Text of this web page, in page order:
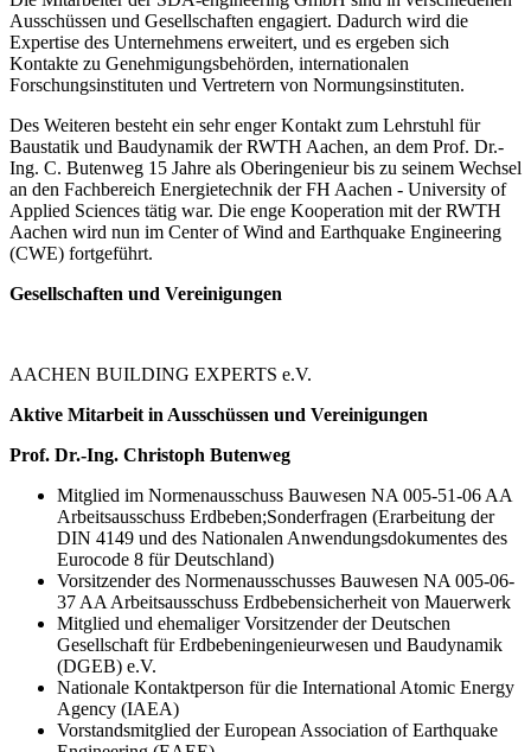
Ausschüssen und Gesellschaften engagiert. Dadurch wird die
Expertise des Unternehmens erweitert, und es ergeben sich
Kontakte zu Genehmigungsbehörden, internationalen
Forschungsinstituten und Vertretern von Normungsinstituten.
Des Weiteren besteht ein sehr enger Kontakt zum Lehrstuhl für
Baustatik und Baudynamik der RWTH Aachen, an dem Prof. Dr.-
Ing. C. Butenweg 15 Jahre als Oberingenieur bis zu seinem Wechsel
an den Fachbereich Energietechnik der FH Aachen - University of
Applied Sciences tätig war. Die enge Kooperation mit der RWTH
Aachen wird nun im Center of Wind and Earthquake Engineering
(CWE) fortgeführt.
Gesellschaften und Vereinigungen
AACHEN BUILDING EXPERTS e.V.
Aktive Mitarbeit in Ausschüssen und Vereinigungen
Prof. Dr.-Ing. Christoph Butenweg
Mitglied im Normenausschuss Bauwesen NA 005-51-06 AA
Arbeitsausschuss Erdbeben;Sonderfragen (Erarbeitung der
DIN 4149 und des Nationalen Anwendungsdokumentes des
Eurocode 8 für Deutschland)
Vorsitzender des Normenausschusses Bauwesen NA 005-06-
37 AA Arbeitsausschuss Erdbebensicherheit von Mauerwerk
Mitglied und ehemaliger Vorsitzender der Deutschen
Gesellschaft für Erdbebeningenieurwesen und Baudynamik
(DGEB) e.V.
Nationale Kontaktperson für die International Atomic Energy
Agency (IAEA)
Vorstandsmitglied der European Association of Earthquake